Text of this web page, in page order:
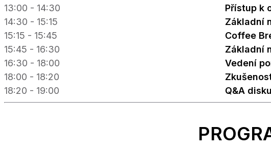
13:00 - 14:30
Přístup k
14:30 - 15:15
Základní
15:15 - 15:45
Coffee
15:45 - 16:30
Základní
16:30 - 18:00
Vedení
18:00 - 18:20
18:20 - 19:00
Q&A